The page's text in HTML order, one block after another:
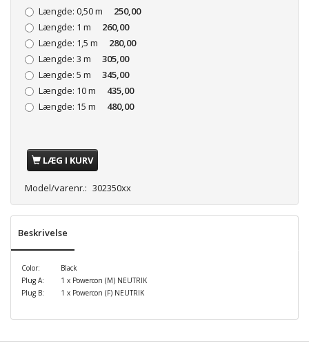
Længde: 0,50 m
250,00
Længde: 1 m
260,00
Længde: 1,5 m
280,00
Længde: 3 m
305,00
Længde: 5 m
345,00
Længde: 10 m
435,00
Længde: 15 m 480,00
LÆG I KURV
Model/varenr.: 302350xx
Beskrivelse
Color:
Black
Plug A:
1 x Powercon (M) NEUTRIK
Plug B:
1 x Powercon (F) NEUTRIK